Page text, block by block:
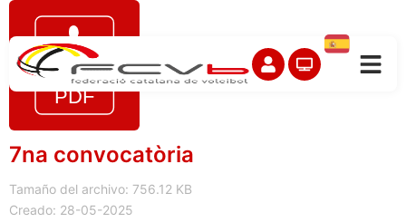
7na convocatòria
Tamaño del archivo: 756.12 KB
Creado: 28-05-2025